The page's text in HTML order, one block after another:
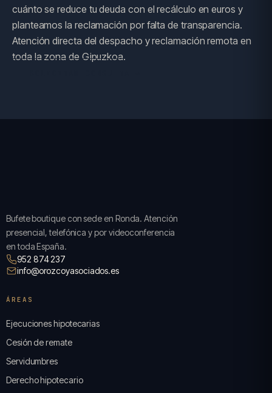
cuánto se reduce tu deuda con el recálculo en euros y
planteamos la reclamación por falta de transparencia.
Atención directa del despacho y reclamación remota en
toda la zona de Gipuzkoa.
Bufete boutique con sede en Ronda. Atención
presencial, telefónica y por videoconferencia
en toda España.
952 874 237
info@orozcoyasociados.es
ÁREAS
Ejecuciones hipotecarias
Cesión de remate
Servidumbres
Derecho hipotecario